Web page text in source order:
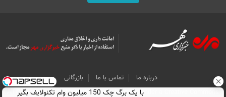
درباره ما تماس با ما
بازرگانی
All Content by Mehr News Agency is licensed under a Creative Commons
با یک برگ چک 150 میلیون وام تکنولایف بگیر